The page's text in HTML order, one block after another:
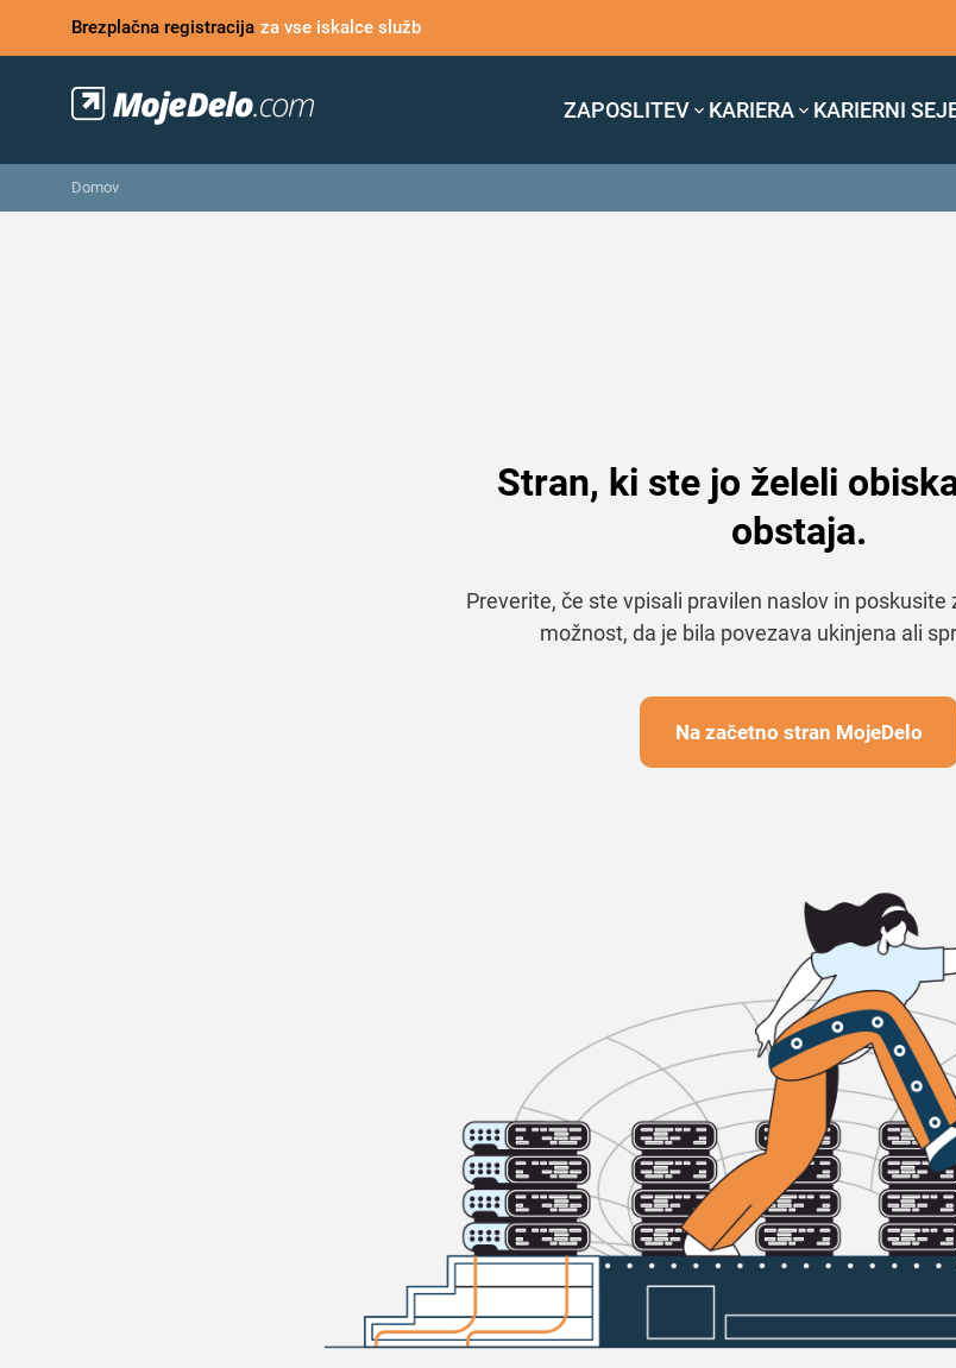
Brezplačna registracija za vse iskalce služb
ZAPOSLITEV KARIERA KARIERNI
Domov
Stran, ki ste jo želeli
obstaja.
Preverite, če ste vpisali pravilen naslov in poskusite
možnost, da je bila povezava ukinjena ali
Na začetno stran MojeDelo